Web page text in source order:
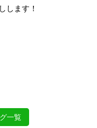
します！
一覧